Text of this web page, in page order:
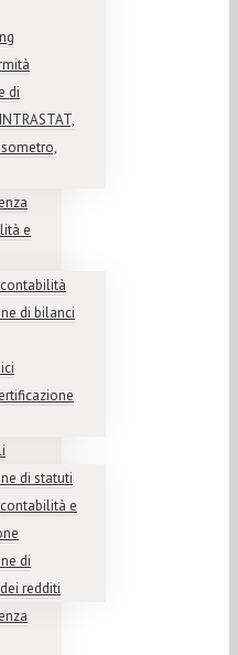
di
e
di bilanci
di statuti
e
di
redditi